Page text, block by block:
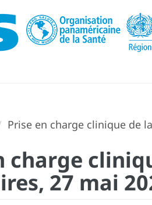
Prise en charge clinique de
charge
27 mai